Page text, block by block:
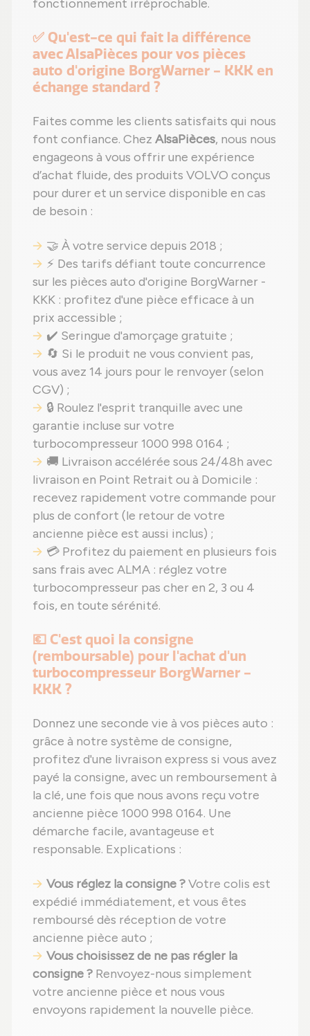
fonctionnement irréprochable.
✅ Qu'est-ce qui fait la différence
avec AlsaPièces pour vos pièces
auto d'origine BorgWarner - KKK en
échange standard ?
Faites comme les clients satisfaits qui nous
font confiance. Chez AlsaPièces, nous nous
engageons à vous offrir une expérience
d’achat fluide, des produits VOLVO conçus
pour durer et un service disponible en cas
de besoin :
🤝 À votre service depuis 2018 ;
⚡ Des tarifs défiant toute concurrence
sur les pièces auto d'origine BorgWarner -
KKK : profitez d'une pièce efficace à un
prix accessible ;
✔️ Seringue d'amorçage gratuite ;
🔄 Si le produit ne vous convient pas,
vous avez 14 jours pour le renvoyer (selon
CGV) ;
🔒 Roulez l'esprit tranquille avec une
garantie incluse sur votre
turbocompresseur 1000 998 0164 ;
🚚 Livraison accélérée sous 24/48h avec
livraison en Point Retrait ou à Domicile :
recevez rapidement votre commande pour
plus de confort (le retour de votre
ancienne pièce est aussi inclus) ;
💳 Profitez du paiement en plusieurs fois
sans frais avec ALMA : réglez votre
turbocompresseur pas cher en 2, 3 ou 4
fois, en toute sérénité.
💶 C'est quoi la consigne
(remboursable) pour l'achat d'un
turbocompresseur BorgWarner -
KKK ?
Donnez une seconde vie à vos pièces auto :
grâce à notre système de consigne,
profitez d'une livraison express si vous avez
payé la consigne, avec un remboursement à
la clé, une fois que nous avons reçu votre
ancienne pièce 1000 998 0164. Une
démarche facile, avantageuse et
responsable. Explications :
Vous réglez la consigne ?Votre colis est
expédié immédiatement, et vous êtes
remboursé dès réception de votre
ancienne pièce auto ;
Vous choisissez de ne pas régler la
consigne ? Renvoyez-nous simplement
votre ancienne pièce et nous vous
envoyons rapidement la nouvelle pièce.